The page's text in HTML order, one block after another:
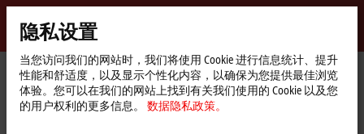
Beckhoff
-
自
动
化
Start
page
产品 I/O EtherCAT 端子盒
EPxxxx | 工业级外壳
EP6xxx | 通信
隐私设置
当您访问我们的网站时，我们将使用 Cookie 进行信息统计、提升
性能和舒适度，以及显示个性化内容，以确保为您提供最佳浏览
体验。您可以在我们的网站上找到有关我们使用的 Cookie 以及您
的用户权利的更多信息。
数据隐私政策。